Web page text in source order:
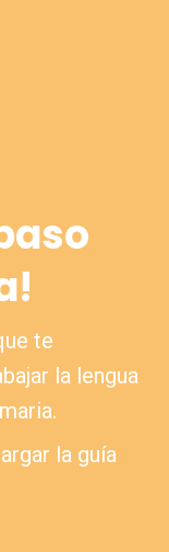
te
la lengua
la guía